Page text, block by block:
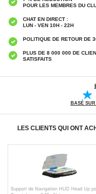
POUR LES MEMBRES DU
CHAT EN DIRECT :
LUN - VEN 10H - 22H
POLITIQUE DE RETOUR DE
PLUS DE 8 000 000 DE
SATISFAITS
BASÉ
LES CLIENTS QUI ONT
Support de Navigation HUD Head Up